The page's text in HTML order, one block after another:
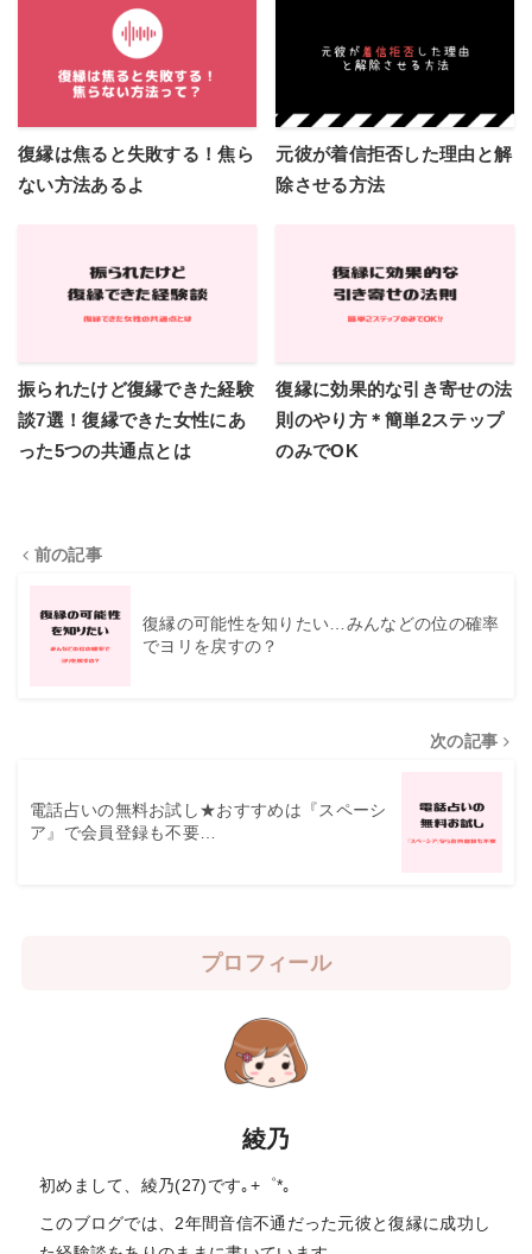
復縁は焦ると失敗する！焦ら
ない方法あるよ
元彼が着信拒否した理由と解
除させる方法
振られたけど復縁できた経験
談7選！復縁できた女性にあ
った5つの共通点とは
復縁に効果的な引き寄せの法
則のやり方＊簡単2ステップ
のみでOK
前の記事
復縁の可能性を知りたい…みんなどの位の確率
でヨリを戻すの？
次の記事
電話占いの無料お試し★おすすめは『スペーシ
ア』で会員登録も不要…
プロフィール
綾乃
初めまして、綾乃(27)です｡+゜*｡
このブログでは、2年間音信不通だった元彼と復縁に成功し